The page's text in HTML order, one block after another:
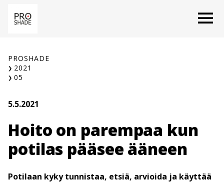
sisältöön
PROSHADE
2021
05
5.5.2021
Hoito on parempaa kun
potilas pääsee ääneen
Potilaan kyky tunnistaa, etsiä, arvioida ja käyttää